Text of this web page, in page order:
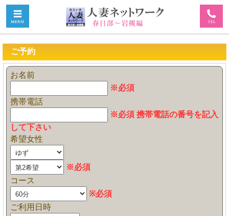
ご予約
お名前
※必須
携帯電話
※必須 携帯電話の番号を記入
して下さい
希望女性
※必須
コース
※必須
ご利用日時